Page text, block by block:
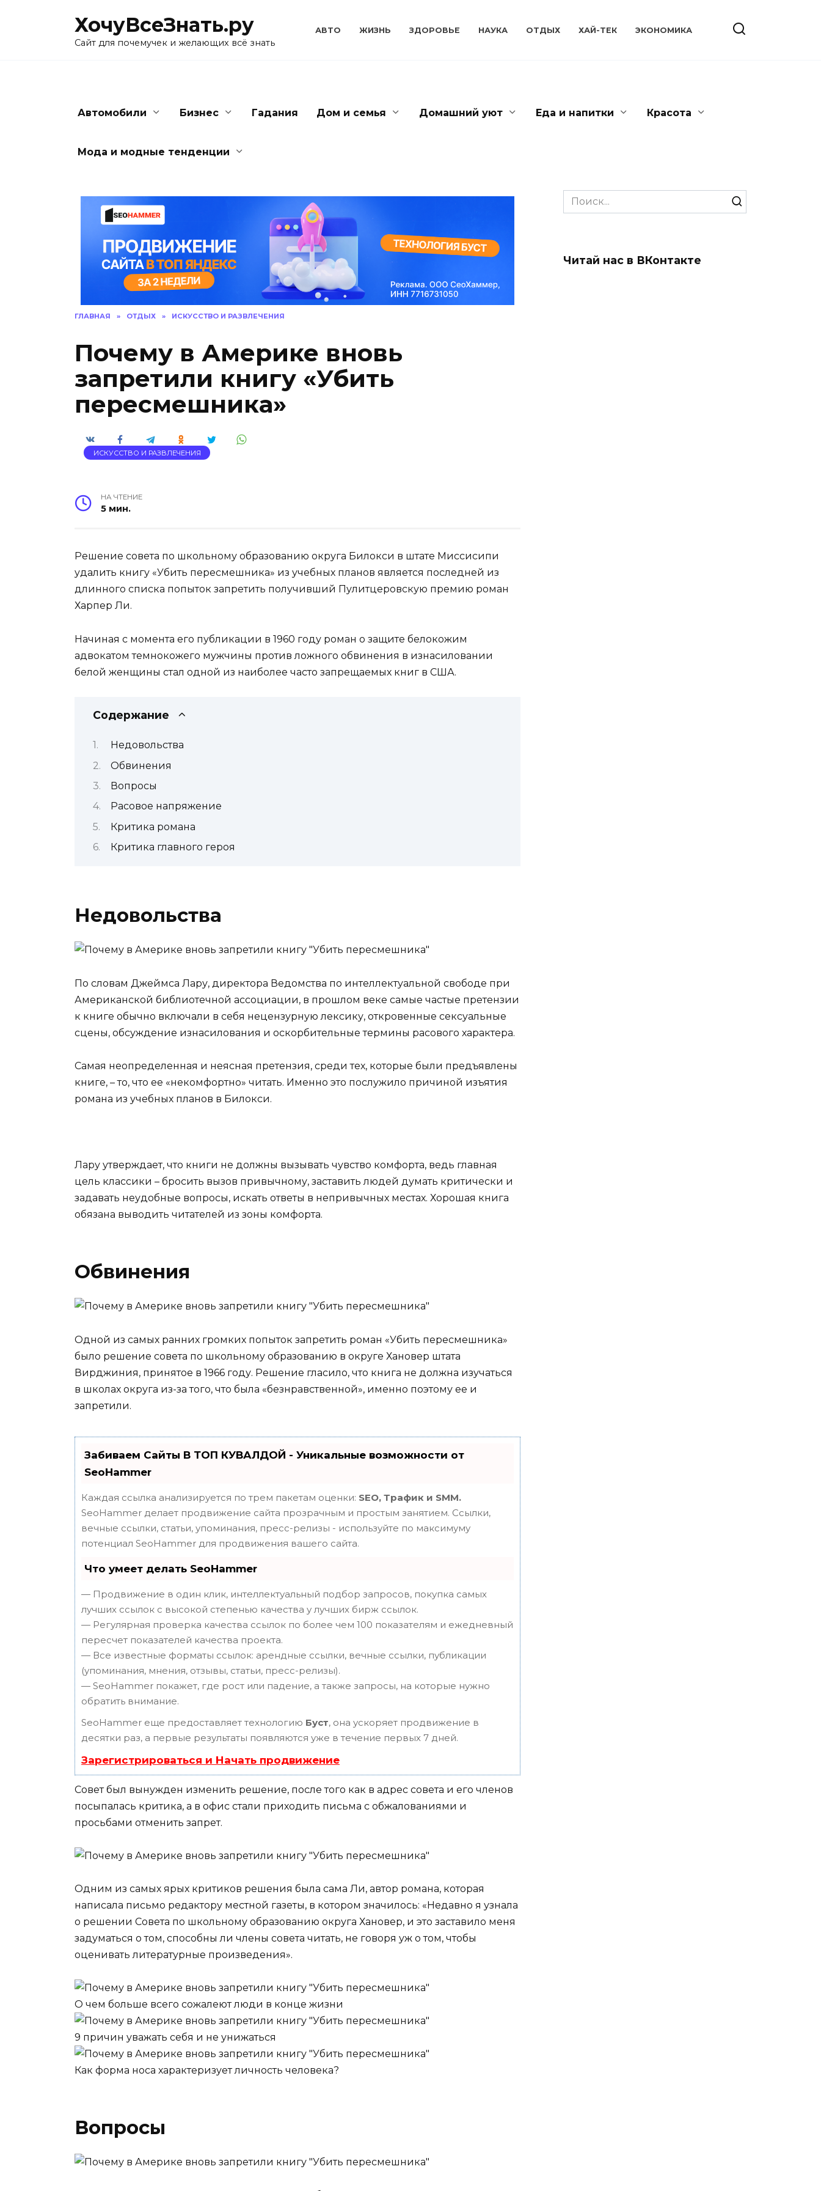
ХочуВсеЗнать.ру
Сайт для почемучек и желающих всё знать
АВТО ЖИЗНЬ ЗДОРОВЬЕ НАУКА ОТДЫХ ХАЙ-ТЕК ЭКОНОМИКА
Автомобили Бизнес Гадания Дом и семья Домашний уют Еда и напитки Красота
Мода и модные тенденции
ГЛАВНАЯ » ОТДЫХ » ИСКУССТВО И РАЗВЛЕЧЕНИЯ
Почему в Америке вновь
запретили книгу «Убить
пересмешника»
ИСКУССТВО И РАЗВЛЕЧЕНИЯ
НА ЧТЕНИЕ
5 мин.
Решение совета по школьному образованию округа Билокси в штате Миссисипи
удалить книгу «Убить пересмешника» из учебных планов является последней из
длинного списка попыток запретить получивший Пулитцеровскую премию роман
Харпер Ли.
Начиная с момента его публикации в 1960 году роман о защите белокожим
адвокатом темнокожего мужчины против ложного обвинения в изнасиловании
белой женщины стал одной из наиболее часто запрещаемых книг в США.
Содержание
Недовольства
Обвинения
Вопросы
Расовое напряжение
Критика романа
Критика главного героя
Недовольства
По словам Джеймса Лару, директора Ведомства по интеллектуальной свободе при
Американской библиотечной ассоциации, в прошлом веке самые частые претензии
к книге обычно включали в себя нецензурную лексику, откровенные сексуальные
сцены, обсуждение изнасилования и оскорбительные термины расового характера.
Самая неопределенная и неясная претензия, среди тех, которые были предъявлены
книге, – то, что ее «некомфортно» читать. Именно это послужило причиной изъятия
романа из учебных планов в Билокси.
Лару утверждает, что книги не должны вызывать чувство комфорта, ведь главная
цель классики – бросить вызов привычному, заставить людей думать критически и
задавать неудобные вопросы, искать ответы в непривычных местах. Хорошая книга
обязана выводить читателей из зоны комфорта.
Обвинения
Одной из самых ранних громких попыток запретить роман «Убить пересмешника»
было решение совета по школьному образованию в округе Хановер штата
Вирджиния, принятое в 1966 году. Решение гласило, что книга не должна изучаться
в школах округа из-за того, что была «безнравственной», именно поэтому ее и
запретили.
Забиваем Сайты В ТОП КУВАЛДОЙ - Уникальные возможности от
SeoHammer
Каждая ссылка анализируется по трем пакетам оценки: SEO, Трафик и SMM.
SeoHammer делает продвижение сайта прозрачным и простым занятием. Ссылки,
вечные ссылки, статьи, упоминания, пресс-релизы - используйте по максимуму
потенциал SeoHammer для продвижения вашего сайта.
Что умеет делать SeoHammer
— Продвижение в один клик, интеллектуальный подбор запросов, покупка самых
лучших ссылок с высокой степенью качества у лучших бирж ссылок.
— Регулярная проверка качества ссылок по более чем 100 показателям и ежедневный
пересчет показателей качества проекта.
— Все известные форматы ссылок: арендные ссылки, вечные ссылки, публикации
(упоминания, мнения, отзывы, статьи, пресс-релизы).
— SeoHammer покажет, где рост или падение, а также запросы, на которые нужно
обратить внимание.
SeoHammer еще предоставляет технологию Буст, она ускоряет продвижение в
десятки раз, а первые результаты появляются уже в течение первых 7 дней.
Зарегистрироваться и Начать продвижение
Совет был вынужден изменить решение, после того как в адрес совета и его членов
посыпалась критика, а в офис стали приходить письма с обжалованиями и
просьбами отменить запрет.
Одним из самых ярых критиков решения была сама Ли, автор романа, которая
написала письмо редактору местной газеты, в котором значилось: «Недавно я узнала
о решении Совета по школьному образованию округа Хановер, и это заставило меня
задуматься о том, способны ли члены совета читать, не говоря уж о том, чтобы
оценивать литературные произведения».
О чем больше всего сожалеют люди в конце жизни
9 причин уважать себя и не унижаться
Как форма носа характеризует личность человека?
Вопросы
Search
for:
Читай нас в ВКонтакте